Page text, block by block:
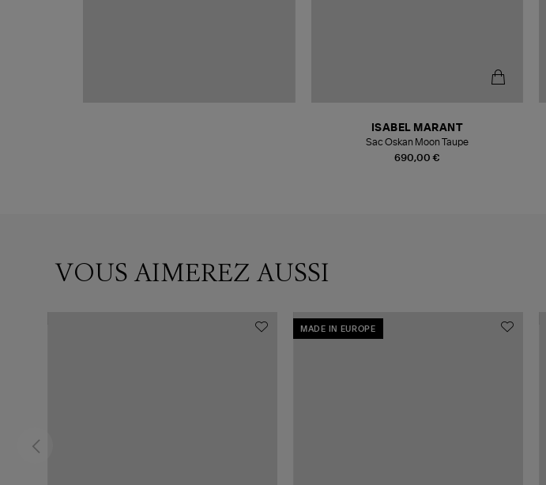
690,00 €
ISABEL MARANT
Sac Oskan Moon Taupe
VOUS AIMEREZ AUSSI
MADE IN EUROPE